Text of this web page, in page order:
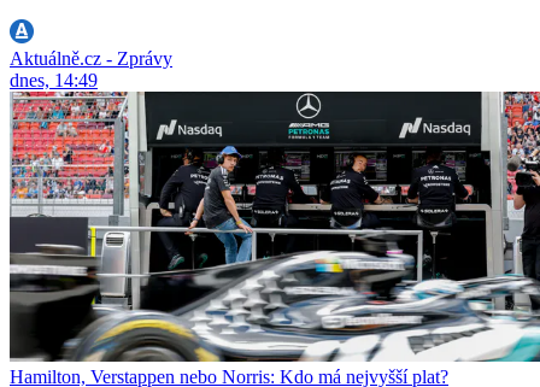
Aktuálně.cz - Zprávy
dnes, 14:49
Hamilton, Verstappen nebo Norris: Kdo má nejvyšší plat?